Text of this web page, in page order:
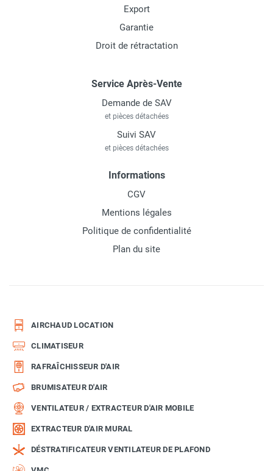
Export
Garantie
Droit de rétractation
Service Après-Vente
Demande de SAV
et pièces détachées
Suivi SAV
et pièces détachées
Informations
CGV
Mentions légales
Politique de confidentialité
Plan du site
AIRCHAUD LOCATION
CLIMATISEUR
RAFRAÎCHISSEUR D'AIR
BRUMISATEUR D'AIR
VENTILATEUR / EXTRACTEUR D'AIR MOBILE
EXTRACTEUR D'AIR MURAL
DÉSTRATIFICATEUR VENTILATEUR DE PLAFOND